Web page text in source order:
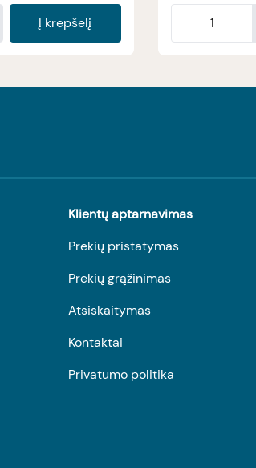
Į krepšelį
Klientų aptarnavimas
Prekių pristatymas
Prekių grąžinimas
Atsiskaitymas
Kontaktai
Privatumo politika